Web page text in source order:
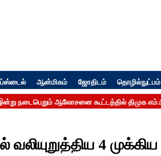
ஆன்மிகம் ஜோதிடம் தொழில்நுட்பம்
4 முக்கிய